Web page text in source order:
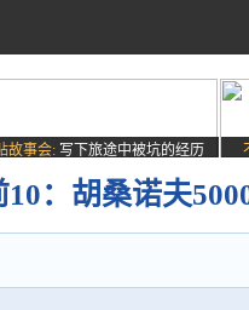
故事会: 写下旅途中被坑的经历
：胡桑诺夫